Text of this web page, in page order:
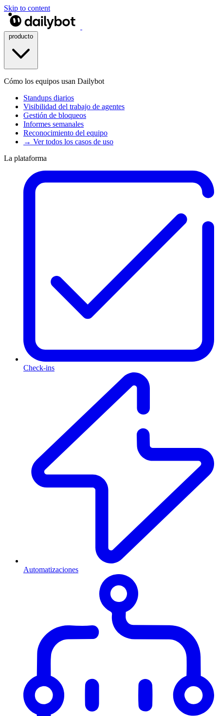
Skip to content
Cómo los equipos usan Dailybot
Standups diarios
Visibilidad del trabajo de agentes
Gestión de bloqueos
Informes semanales
Reconocimiento del equipo
→ Ver todos los casos de uso
La plataforma
Check-ins
Automatizaciones